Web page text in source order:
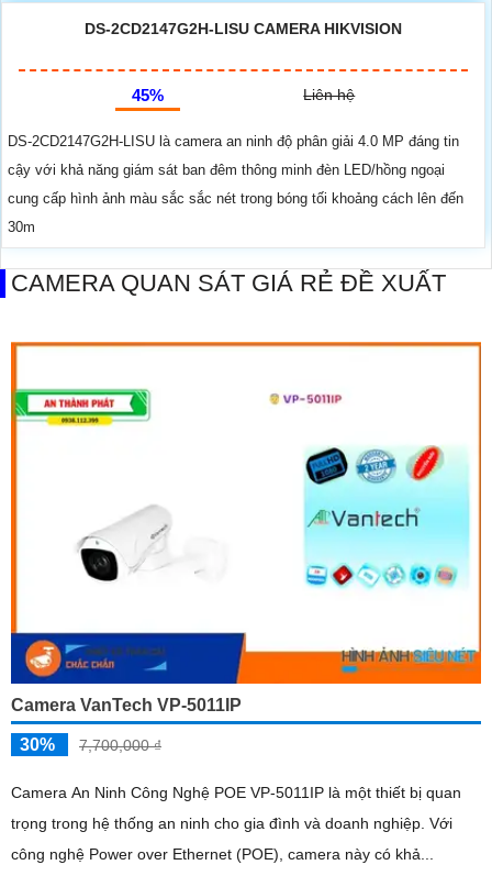
DS-2CD2147G2H-LISU CAMERA HIKVISION
45% Liên hệ
DS-2CD2147G2H-LISU là camera an ninh độ phân giải 4.0 MP đáng tin
cậy với khả năng giám sát ban đêm thông minh đèn LED/hồng ngoại
cung cấp hình ảnh màu sắc sắc nét trong bóng tối khoảng cách lên đến
30m
CAMERA QUAN SÁT GIÁ RẺ ĐỀ XUẤT
Camera VanTech VP-5011IP
30% 7,700,000 ₫
Camera An Ninh Công Nghệ POE VP-5011IP là một thiết bị quan
trọng trong hệ thống an ninh cho gia đình và doanh nghiệp. Với
công nghệ Power over Ethernet (POE), camera này có khả...